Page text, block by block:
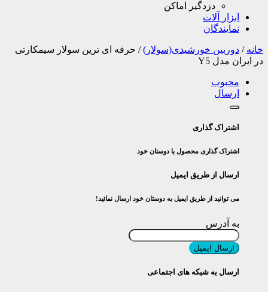
دزدگیر اماکن
ابزار آلات
نمایندگان
خانه / دوربین خورشیدی(سولار)/ حرفه ای ترین سولار سیمکارتی
در ایران مدل Y5
محبوب
ارسال
اشتراک گذاری
اشتراک گذاری محصول با دوستان خود
ارسال از طریق ایمیل
می توانید از طریق ایمیل به دوستان خود ارسال نمائید!
به آدرس
ارسال ایمیل
ارسال به شبکه های اجتماعی